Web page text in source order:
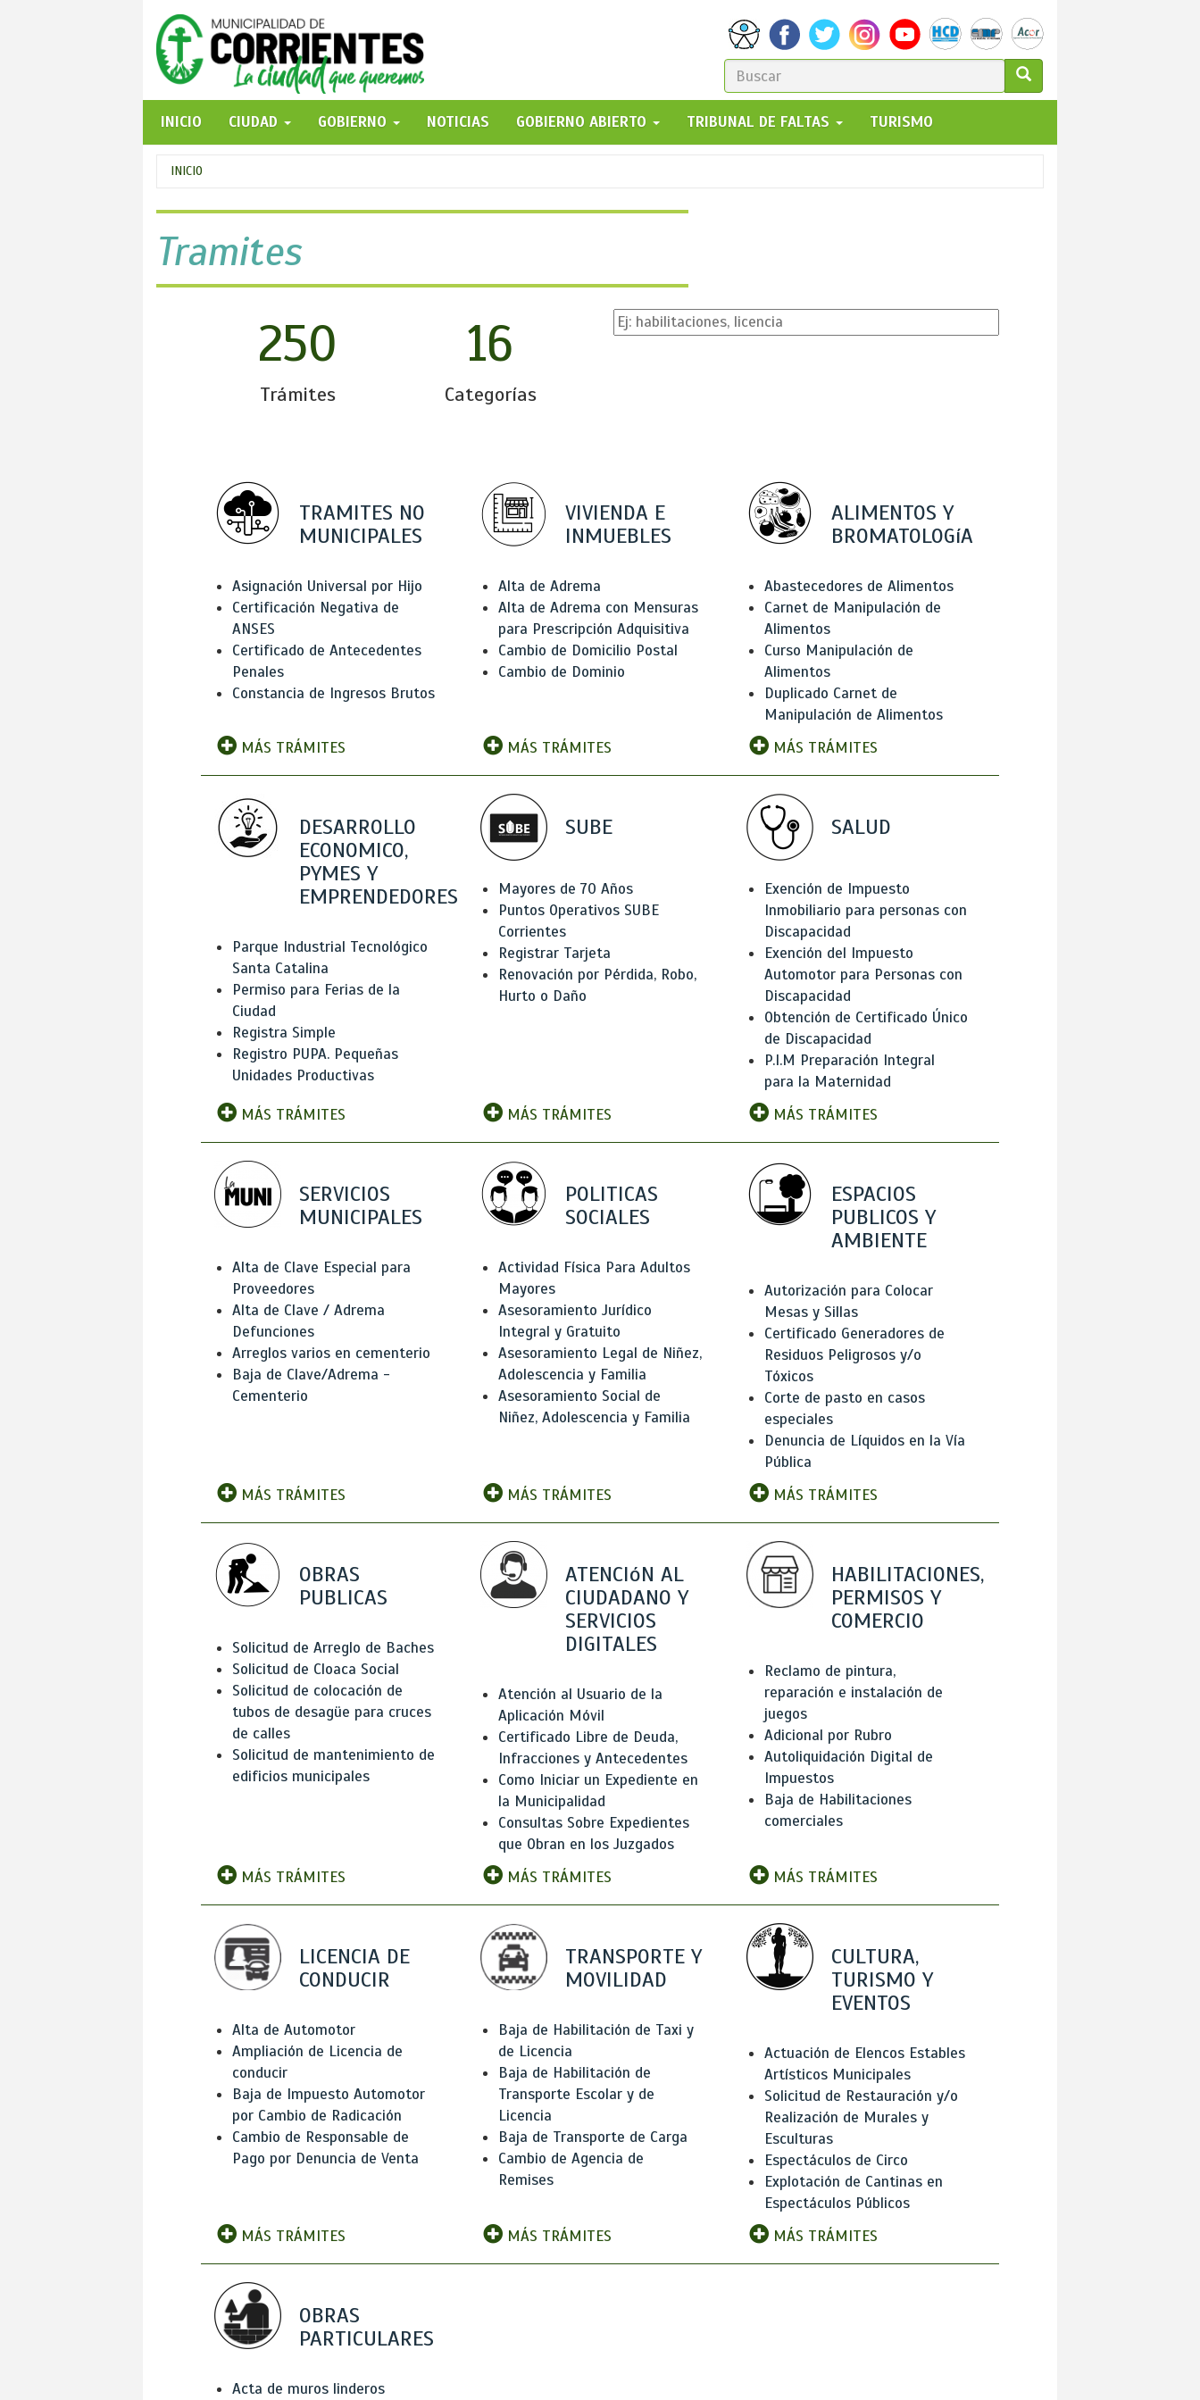
FORMULARIO
DE
BÚSQUEDA
GO!
INICIO
CIUDAD GOBIERNO NOTICIAS GOBIERNO ABIERTO TRIBUNAL DE FALTAS TURISMO
Se
encuentra
usted
aquí
INICIO
Tramites
250
Trámites
16
Categorías
TRAMITES NO
MUNICIPALES
Asignación Universal por Hijo
Certificación Negativa de
ANSES
Certificado de Antecedentes
Penales
Constancia de Ingresos Brutos
MÁS TRÁMITES
VIVIENDA E
INMUEBLES
Alta de Adrema
Alta de Adrema con Mensuras
para Prescripción Adquisitiva
Cambio de Domicilio Postal
Cambio de Dominio
MÁS TRÁMITES
ALIMENTOS Y
BROMATOLOGíA
Abastecedores de Alimentos
Carnet de Manipulación de
Alimentos
Curso Manipulación de
Alimentos
Duplicado Carnet de
Manipulación de Alimentos
MÁS TRÁMITES
DESARROLLO
ECONOMICO,
PYMES Y
EMPRENDEDORES
Parque Industrial Tecnológico
Santa Catalina
Permiso para Ferias de la
Ciudad
Registra Simple
Registro PUPA. Pequeñas
Unidades Productivas
MÁS TRÁMITES
SUBE
Mayores de 70 Años
Puntos Operativos SUBE
Corrientes
Registrar Tarjeta
Renovación por Pérdida, Robo,
Hurto o Daño
MÁS TRÁMITES
SALUD
Exención de Impuesto
Inmobiliario para personas con
Discapacidad
Exención del Impuesto
Automotor para Personas con
Discapacidad
Obtención de Certificado Único
de Discapacidad
P.I.M Preparación Integral
para la Maternidad
MÁS TRÁMITES
SERVICIOS
MUNICIPALES
Alta de Clave Especial para
Proveedores
Alta de Clave / Adrema
Defunciones
Arreglos varios en cementerio
Baja de Clave/Adrema -
Cementerio
MÁS TRÁMITES
POLITICAS
SOCIALES
Actividad Física Para Adultos
Mayores
Asesoramiento Jurídico
Integral y Gratuito
Asesoramiento Legal de Niñez,
Adolescencia y Familia
Asesoramiento Social de
Niñez, Adolescencia y Familia
MÁS TRÁMITES
ESPACIOS
PUBLICOS Y
AMBIENTE
Autorización para Colocar
Mesas y Sillas
Certificado Generadores de
Residuos Peligrosos y/o
Tóxicos
Corte de pasto en casos
especiales
Denuncia de Líquidos en la Vía
Pública
MÁS TRÁMITES
OBRAS
PUBLICAS
Solicitud de Arreglo de Baches
Solicitud de Cloaca Social
Solicitud de colocación de
tubos de desagüe para cruces
de calles
Solicitud de mantenimiento de
edificios municipales
MÁS TRÁMITES
ATENCIóN AL
CIUDADANO Y
SERVICIOS
DIGITALES
Atención al Usuario de la
Aplicación Móvil
Certificado Libre de Deuda,
Infracciones y Antecedentes
Como Iniciar un Expediente en
la Municipalidad
Consultas Sobre Expedientes
que Obran en los Juzgados
MÁS TRÁMITES
HABILITACIONES,
PERMISOS Y
COMERCIO
Reclamo de pintura,
reparación e instalación de
juegos
Adicional por Rubro
Autoliquidación Digital de
Impuestos
Baja de Habilitaciones
comerciales
MÁS TRÁMITES
LICENCIA DE
CONDUCIR
Alta de Automotor
Ampliación de Licencia de
conducir
Baja de Impuesto Automotor
por Cambio de Radicación
Cambio de Responsable de
Pago por Denuncia de Venta
MÁS TRÁMITES
TRANSPORTE Y
MOVILIDAD
Baja de Habilitación de Taxi y
de Licencia
Baja de Habilitación de
Transporte Escolar y de
Licencia
Baja de Transporte de Carga
Cambio de Agencia de
Remises
MÁS TRÁMITES
CULTURA,
TURISMO Y
EVENTOS
Actuación de Elencos Estables
Artísticos Municipales
Solicitud de Restauración y/o
Realización de Murales y
Esculturas
Espectáculos de Circo
Explotación de Cantinas en
Espectáculos Públicos
MÁS TRÁMITES
OBRAS
PARTICULARES
Acta de muros linderos